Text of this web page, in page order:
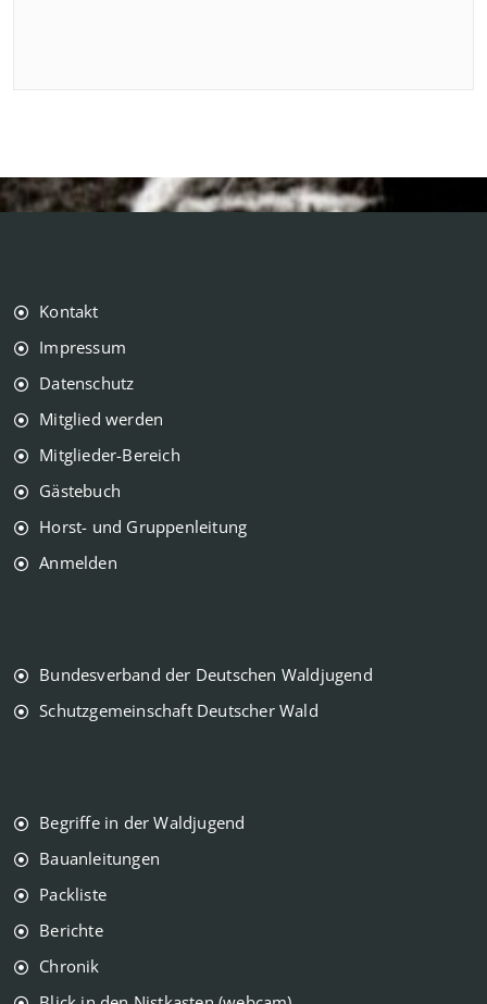
Kontakt
Impressum
Datenschutz
Mitglied werden
Mitglieder-Bereich
Gästebuch
Horst- und Gruppenleitung
Anmelden
Bundesverband der Deutschen Waldjugend
Schutzgemeinschaft Deutscher Wald
Begriffe in der Waldjugend
Bauanleitungen
Packliste
Berichte
Chronik